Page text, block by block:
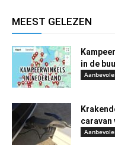
MEEST GELEZEN
in de
caravan